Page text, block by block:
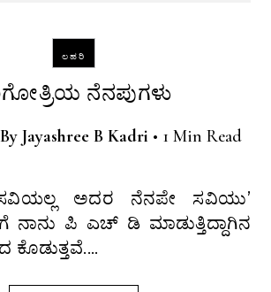
ಲಹರಿ
ನೆನಪುಗಳು
By Jayashree B Kadri • 1 Min Read
ನಾನು ಪಿ ಎಚ್ ಡಿ ಮಾಡುತ್ತಿದ್ದಾಗಿನ
ಕೊಡುತ್ತವೆ.…